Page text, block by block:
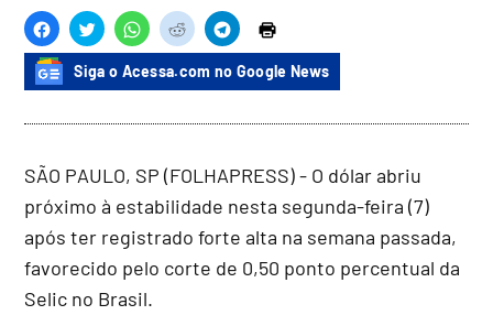
Siga o Acessa.com no Google News
SÃO PAULO, SP (FOLHAPRESS) - O dólar abriu
próximo à estabilidade nesta segunda-feira (7)
após ter registrado forte alta na semana passada,
favorecido pelo corte de 0,50 ponto percentual da
Selic no Brasil.